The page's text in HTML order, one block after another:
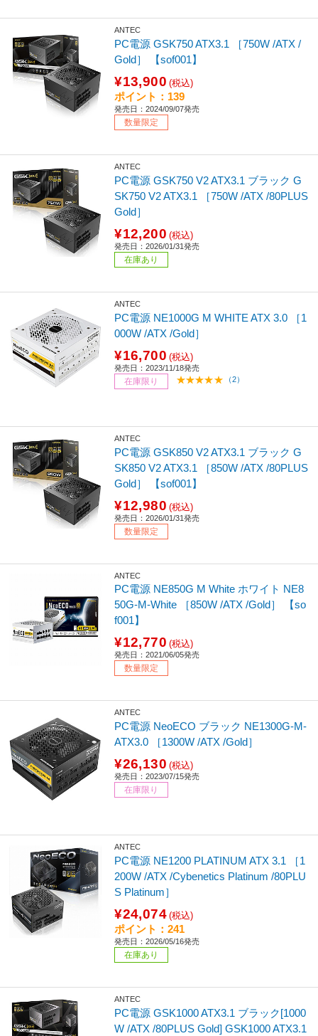
ANTEC
PC電源 GSK750 ATX3.1 ［750W /ATX /
Gold］ 【sof001】
¥13,900 (税込)
ポイント：139
発売日：2024/09/07発売
数量限定
ANTEC
PC電源 GSK750 V2 ATX3.1 ブラック G
SK750 V2 ATX3.1 ［750W /ATX /80PLUS
Gold］
¥12,200 (税込)
発売日：2026/01/31発売
在庫あり
ANTEC
PC電源 NE1000G M WHITE ATX 3.0 ［1
000W /ATX /Gold］
¥16,700 (税込)
発売日：2023/11/18発売
在庫限り （2）
ANTEC
PC電源 GSK850 V2 ATX3.1 ブラック G
SK850 V2 ATX3.1 ［850W /ATX /80PLUS
Gold］ 【sof001】
¥12,980 (税込)
発売日：2026/01/31発売
数量限定
ANTEC
PC電源 NE850G M White ホワイト NE8
50G-M-White ［850W /ATX /Gold］ 【so
f001】
¥12,770 (税込)
発売日：2021/06/05発売
数量限定
ANTEC
PC電源 NeoECO ブラック NE1300G-M-
ATX3.0 ［1300W /ATX /Gold］
¥26,130 (税込)
発売日：2023/07/15発売
在庫限り
ANTEC
PC電源 NE1200 PLATINUM ATX 3.1 ［1
200W /ATX /Cybenetics Platinum /80PLU
S Platinum］
¥24,074 (税込)
ポイント：241
発売日：2026/05/16発売
在庫あり
ANTEC
PC電源 GSK1000 ATX3.1 ブラック[1000
W /ATX /80PLUS Gold] GSK1000 ATX3.1